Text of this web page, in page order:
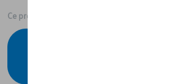
Ce produit n'est actuellement pas de stock